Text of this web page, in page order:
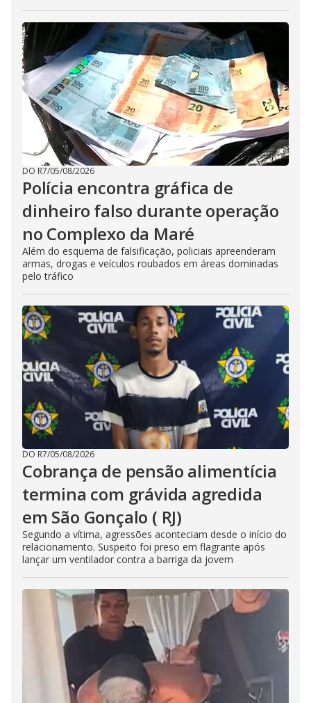
DO R7/05/08/2026
Polícia encontra gráfica de
dinheiro falso durante operação
no Complexo da Maré
Além do esquema de falsificação, policiais apreenderam
armas, drogas e veículos roubados em áreas dominadas
pelo tráfico
DO R7/05/08/2026
Cobrança de pensão alimentícia
termina com grávida agredida
em São Gonçalo ( RJ)
Segundo a vítima, agressões aconteciam desde o início do
relacionamento. Suspeito foi preso em flagrante após
lançar um ventilador contra a barriga da jovem